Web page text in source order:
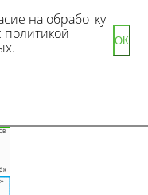
на обработку
политикой
ОК